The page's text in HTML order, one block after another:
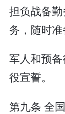
担负战备
务，随时准
军人和预
役宣誓。
第九条 全